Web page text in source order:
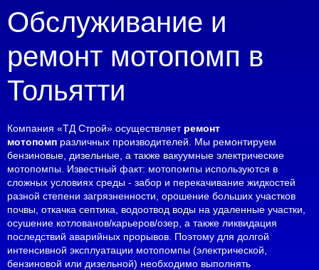
Обслуживание и
ремонт мотопомп в
Тольятти
Компания «ТД Строй» осуществляет ремонт
мотопомп различных производителей. Мы ремонтируем
бензиновые, дизельные, а также вакуумные электрические
мотопомпы. Известный факт: мотопомпы используются в
сложных условиях среды - забор и перекачивание жидкостей
разной степени загрязненности, орошение больших участков
почвы, откачка септика, водоотвод воды на удаленные участки,
осушение котлованов/карьеров/озер, а также ликвидация
последствий аварийных прорывов. Поэтому для долгой
интенсивной эксплуатации мотопомпы (электрической,
бензиновой или дизельной) необходимо выполнять